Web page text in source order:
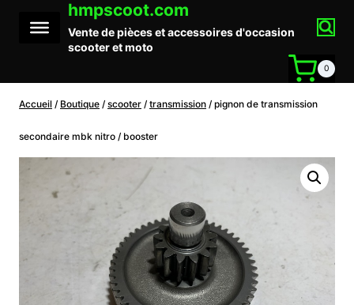
contenu
hmpscoot.com
Vente de pièces et accessoires d'occasion
scooter et moto
0
Accueil / Boutique / scooter / transmission / pignon de transmission
secondaire mbk nitro / booster